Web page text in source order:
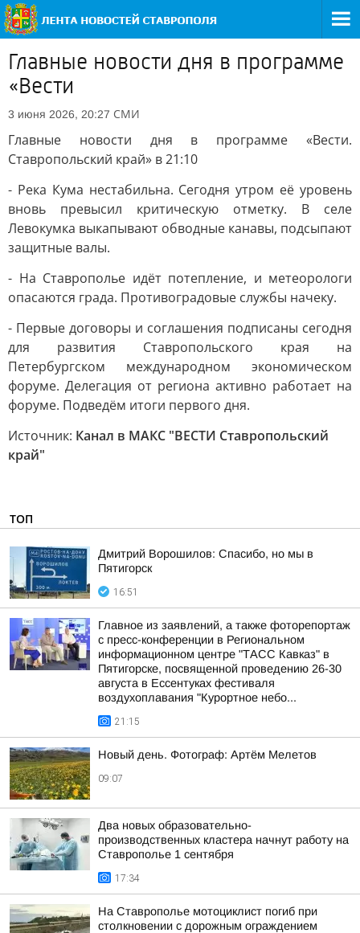
Главные новости дня в программе
«Вести
3 июня 2026, 20:27 СМИ
Главные новости дня в программе «Вести.
Ставропольский край» в 21:10
- Река Кума нестабильна. Сегодня утром её уровень
вновь превысил критическую отметку. В селе
Левокумка выкапывают обводные канавы, подсыпают
защитные валы.
- На Ставрополье идёт потепление, и метеорологи
опасаются града. Противоградовые службы начеку.
- Первые договоры и соглашения подписаны сегодня
для развития Ставропольского края на
Петербургском международном экономическом
форуме. Делегация от региона активно работает на
форуме. Подведём итоги первого дня.
Источник: Канал в МАКС "ВЕСТИ Ставропольский
край"
ТОП
Дмитрий Ворошилов: Спасибо, но мы в
Пятигорск
16:51
Главное из заявлений, а также фоторепортаж
с пресс-конференции в Региональном
информационном центре "ТАСС Кавказ" в
Пятигорске, посвященной проведению 26-30
августа в Ессентуках фестиваля
воздухоплавания "Курортное небо...
21:15
Новый день. Фотограф: Артём Мелетов
09:07
Два новых образовательно-
производственных кластера начнут работу на
Ставрополье 1 сентября
17:34
На Ставрополье мотоциклист погиб при
столкновении с дорожным ограждением